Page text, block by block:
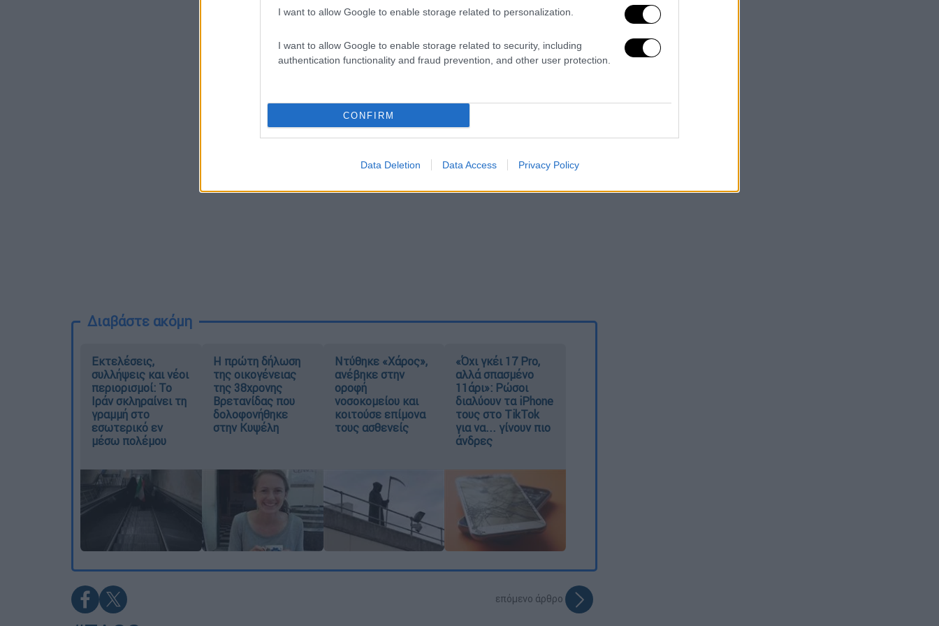
I want to allow Google to enable storage related to personalization.
I want to allow Google to enable storage related to security, including
authentication functionality and fraud prevention, and other user protection.
CONFIRM
Data Deletion Data Access Privacy Policy
Διαβάστε ακόμη
Εκτελέσεις,
συλλήψεις και νέοι
περιορισμοί: Το
Ιράν σκληραίνει τη
γραμμή στο
εσωτερικό εν
μέσω πολέμου
Η πρώτη δήλωση
της οικογένειας
της 38χρονης
Βρετανίδας που
δολοφονήθηκε
στην Κυψέλη
Ντύθηκε «Χάρος»,
ανέβηκε στην
οροφή
νοσοκομείου και
κοιτούσε επίμονα
τους ασθενείς
«Όχι γκέι 17 Pro,
αλλά σπασμένο
11άρι»: Ρώσοι
διαλύουν τα iPhone
τους στο TikTok
για να... γίνουν πιο
άνδρες
επόμενο άρθρο